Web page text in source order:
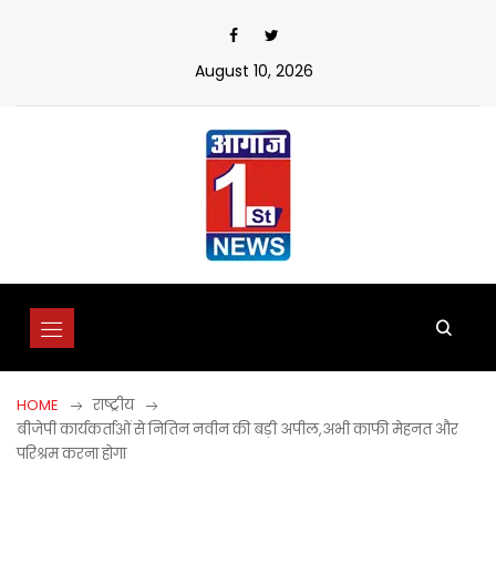
August 10, 2026
HOME
राष्ट्रीय
बीजेपी कार्यकर्ताओं से नितिन नवीन की बड़ी अपील,अभी काफी मेहनत और
परिश्रम करना होगा